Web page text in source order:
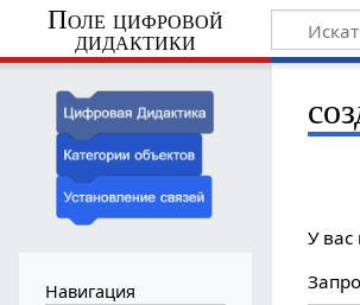
Поле цифровой
дидактики
У
Навигация